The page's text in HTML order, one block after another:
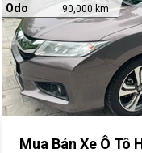
Odo 90,000 km
Mua Bán Xe Ô Tô